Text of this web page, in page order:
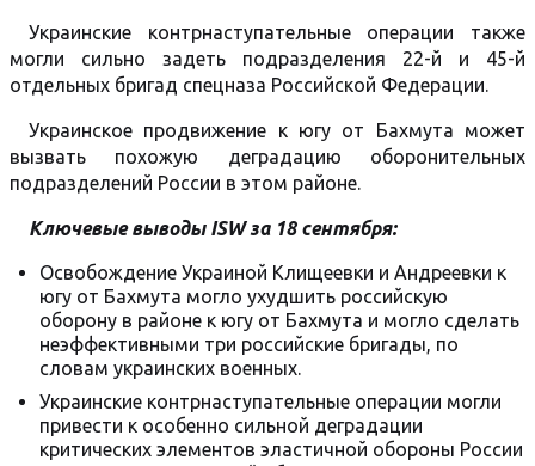
Украинские контрнаступательные операции также
могли сильно задеть подразделения 22-й и 45-й
отдельных бригад спецназа Российской Федерации.
Украинское продвижение к югу от Бахмута может
вызвать похожую деградацию оборонительных
подразделений России в этом районе.
Ключевые выводы ISW за 18 сентября:
Освобождение Украиной Клищеевки и Андреевки к
югу от Бахмута могло ухудшить российскую
оборону в районе к югу от Бахмута и могло сделать
неэффективными три российские бригады, по
словам украинских военных.
Украинские контрнаступательные операции могли
привести к особенно сильной деградации
критических элементов эластичной обороны России